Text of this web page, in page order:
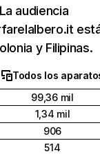
audiencia
y Filipinas.
Todos los
99,36 mil
1,34 mil
906
514